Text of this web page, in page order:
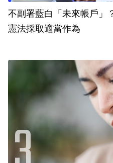
不副署藍白「未來帳戶」
憲法採取適當作為